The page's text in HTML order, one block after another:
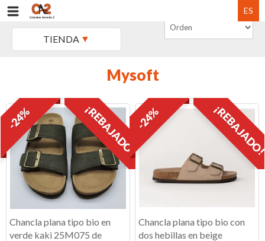
ES
TIENDA
Mysoft
¡REBAJADO!
-24%
Chancla plana tipo bio en
verde kaki 25M075 de
-24%
Chancla plana tipo bio con
dos hebillas en beige